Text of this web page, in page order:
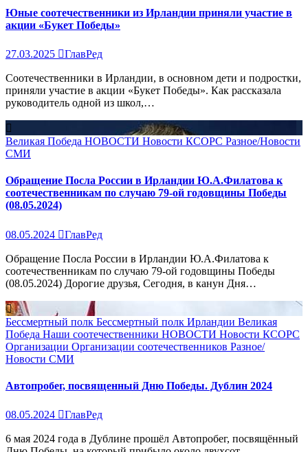
Юные соотечественники из Ирландии приняли участие в
акции «Букет Победы»
27.03.2025 ГлавРед
Соотечественники в Ирландии, в основном дети и подростки,
приняли участие в акции «Букет Победы». Как рассказала
руководитель одной из школ,…
Великая Победа НОВОСТИ Новости КСОРС Разное/Новости
СМИ
Обращение Посла России в Ирландии Ю.А.Филатова к
соотечественникам по случаю 79-ой годовщины Победы
(08.05.2024)
08.05.2024 ГлавРед
Обращение Посла России в Ирландии Ю.А.Филатова к
соотечественникам по случаю 79-ой годовщины Победы
(08.05.2024) Дорогие друзья, Сегодня, в канун Дня…
Бессмертный полк Бессмертный полк Ирландии Великая
Победа Наши соотечественники НОВОСТИ Новости КСОРС
Организации Организации соотечественников Разное/
Новости СМИ
Автопробег, посвященный Дню Победы. Дублин 2024
08.05.2024 ГлавРед
6 мая 2024 года в Дублине прошёл Автопробег, посвящённый